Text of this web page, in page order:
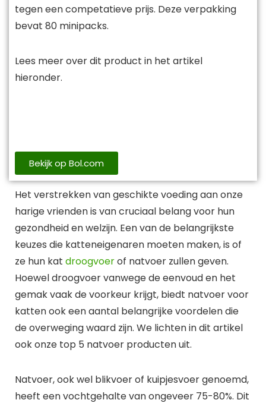
tegen een competatieve prijs. Deze verpakking
bevat 80 minipacks.
Lees meer over dit product in het artikel
hieronder.
Bekijk op Bol.com
Het verstrekken van geschikte voeding aan onze
harige vrienden is van cruciaal belang voor hun
gezondheid en welzijn. Een van de belangrijkste
keuzes die katteneigenaren moeten maken, is of
ze hun kat droogvoerof natvoer zullen geven.
Hoewel droogvoer vanwege de eenvoud en het
gemak vaak de voorkeur krijgt, biedt natvoer voor
katten ook een aantal belangrijke voordelen die
de overweging waard zijn. We lichten in dit artikel
ook onze top 5 natvoer producten uit.
Natvoer, ook wel blikvoer of kuipjesvoer genoemd,
heeft een vochtgehalte van ongeveer 75-80%. Dit